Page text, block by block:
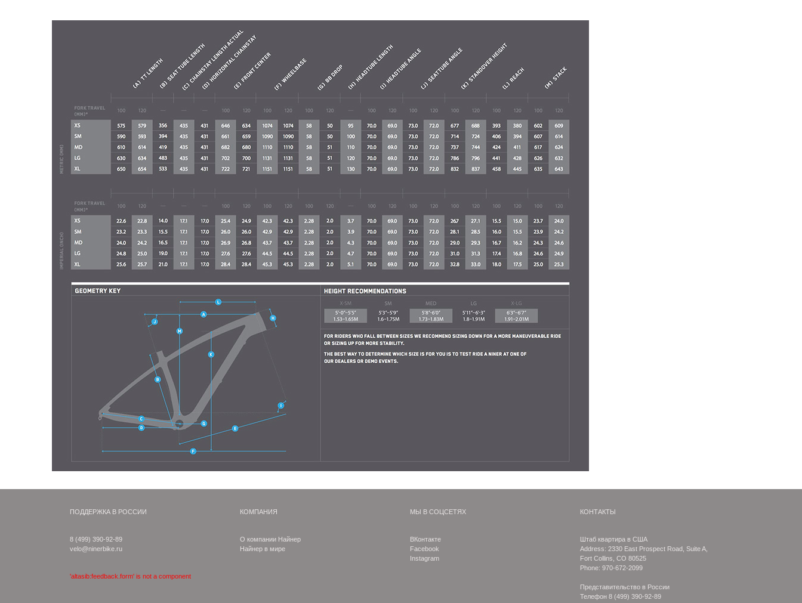
ПОДДЕРЖКА В РОССИИ
8 (499) 390-92-89
velo@ninerbike.ru
'altasib:feedback.form' is not a component
КОМПАНИЯ
О компании Найнер
Найнер в мире
МЫ В СОЦСЕТЯХ
ВКонтакте
Facebook
Instagram
КОНТАКТЫ
Штаб квартира в США
Address: 2330 East Prospect Road, Suite A,
Fort Collins, CO 80525
Phone: 970-672-2099
Представительство в России
Телефон 8 (499) 390-92-89